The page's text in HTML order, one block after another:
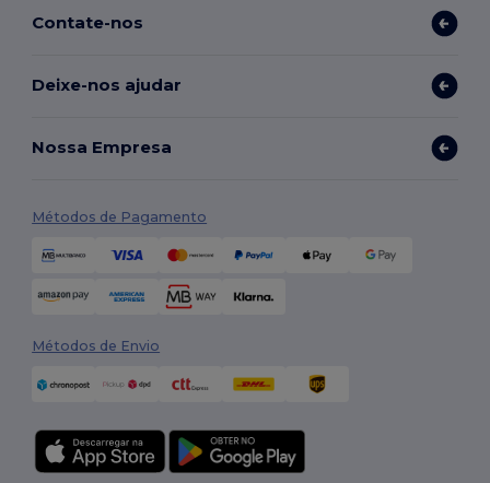
Contate-nos
Deixe-nos ajudar
Nossa Empresa
Métodos de Pagamento
Métodos de Envio